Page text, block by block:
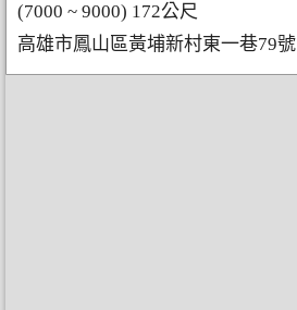
(7000 ~ 9000) 172公尺
高雄市鳳山區黃埔新村東一巷79號